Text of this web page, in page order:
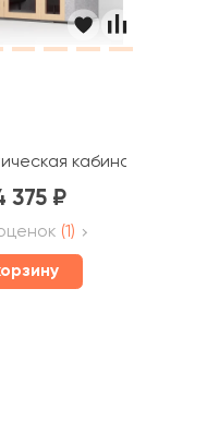
TWO кабина Capsula
375
(1)